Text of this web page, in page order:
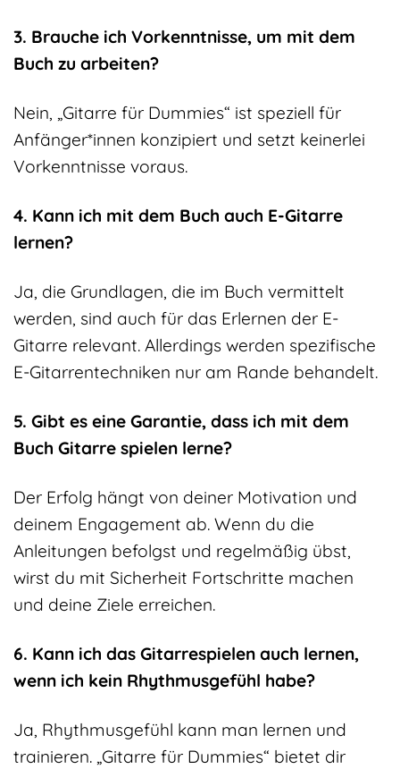
3. Brauche ich Vorkenntnisse, um mit dem
Buch zu arbeiten?
Nein, „Gitarre für Dummies“ ist speziell für
Anfänger*innen konzipiert und setzt keinerlei
Vorkenntnisse voraus.
4. Kann ich mit dem Buch auch E-Gitarre
lernen?
Ja, die Grundlagen, die im Buch vermittelt
werden, sind auch für das Erlernen der E-
Gitarre relevant. Allerdings werden spezifische
E-Gitarrentechniken nur am Rande behandelt.
5. Gibt es eine Garantie, dass ich mit dem
Buch Gitarre spielen lerne?
Der Erfolg hängt von deiner Motivation und
deinem Engagement ab. Wenn du die
Anleitungen befolgst und regelmäßig übst,
wirst du mit Sicherheit Fortschritte machen
und deine Ziele erreichen.
6. Kann ich das Gitarrespielen auch lernen,
wenn ich kein Rhythmusgefühl habe?
Ja, Rhythmusgefühl kann man lernen und
trainieren. „Gitarre für Dummies“ bietet dir